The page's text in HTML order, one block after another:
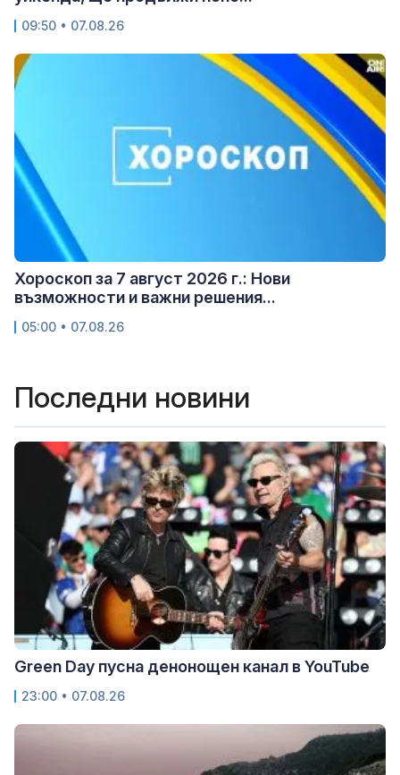
09:50 • 07.08.26
Хороскоп за 7 август 2026 г.: Нови
възможности и важни решения...
05:00 • 07.08.26
Последни новини
Green Day пусна денонощен канал в YouTube
23:00 • 07.08.26